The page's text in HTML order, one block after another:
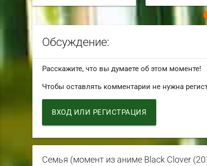
Обсуждение:
Расскажите, что вы думаете об этом моменте!
Чтобы оставлять комментарии не нужна
ВХОД ИЛИ РЕГИСТРАЦИЯ
Семья (момент из аниме Black Clover